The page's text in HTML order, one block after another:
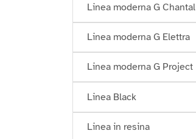
Linea moderna G Chantal
Linea moderna G Elettra
Linea moderna G Project
Linea Black
Linea in resina